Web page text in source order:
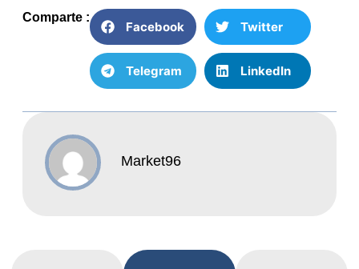
Comparte :
Facebook Twitter
Telegram LinkedIn
Market96